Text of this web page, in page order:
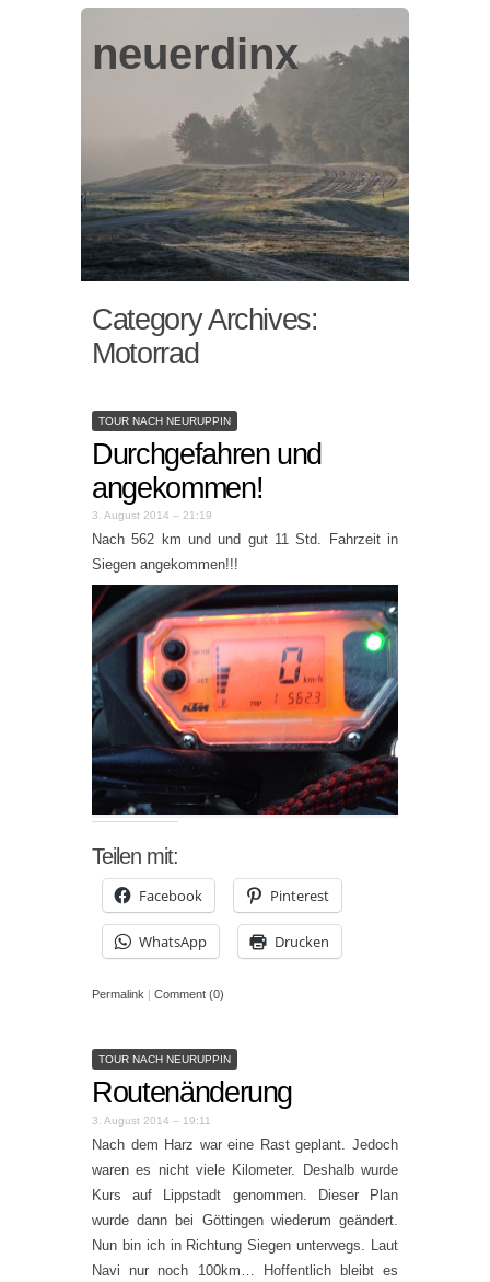
neuerdinx
Category Archives:
Motorrad
TOUR NACH NEURUPPIN
Durchgefahren und
angekommen!
3. August 2014 – 21:19
Nach 562 km und und gut 11 Std. Fahrzeit in
Siegen angekommen!!!
Teilen mit:
Facebook Pinterest
WhatsApp Drucken
Permalink Comment (0)
TOUR NACH NEURUPPIN
Routenänderung
3. August 2014 – 19:11
Nach dem Harz war eine Rast geplant. Jedoch
waren es nicht viele Kilometer. Deshalb wurde
Kurs auf Lippstadt genommen. Dieser Plan
wurde dann bei Göttingen wiederum geändert.
Nun bin ich in Richtung Siegen unterwegs. Laut
Navi nur noch 100km… Hoffentlich bleibt es